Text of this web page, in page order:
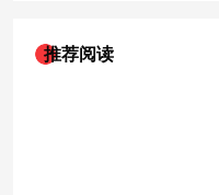
推荐阅读